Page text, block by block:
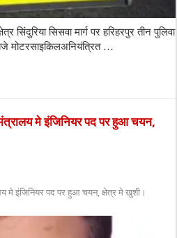
सिंदुरिया सिसवा मार्ग पर हरिहरपुर तीन पुलिवा
मोटरसाइकिलअनियंत्रित …
मे इंजिनियर पद पर हुआ चयन,
मे इंजिनियर पद पर हुआ चयन, क्षेत्र मे खुशी।